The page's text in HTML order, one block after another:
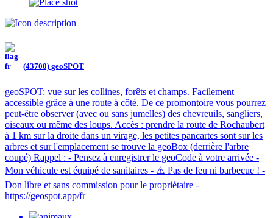
(43700) geoSPOT
geoSPOT: vue sur les collines, forêts et champs. Facilement
accessible grâce à une route à côté. De ce promontoire vous pourrez
peut-être observer (avec ou sans jumelles) des chevreuils, sangliers,
oiseaux ou même des loups. Accès : prendre la route de Rochaubert
à 1 km sur la droite dans un virage, les petites pancartes sont sur les
arbres et sur l'emplacement se trouve la geoBox (derrière l'arbre
coupé) Rappel : - Pensez à enregistrer le geoCode à votre arrivée -
Mon véhicule est équipé de sanitaires - ⚠️ Pas de feu ni barbecue ! -
Don libre et sans commission pour le propriétaire -
https://geospot.app/fr